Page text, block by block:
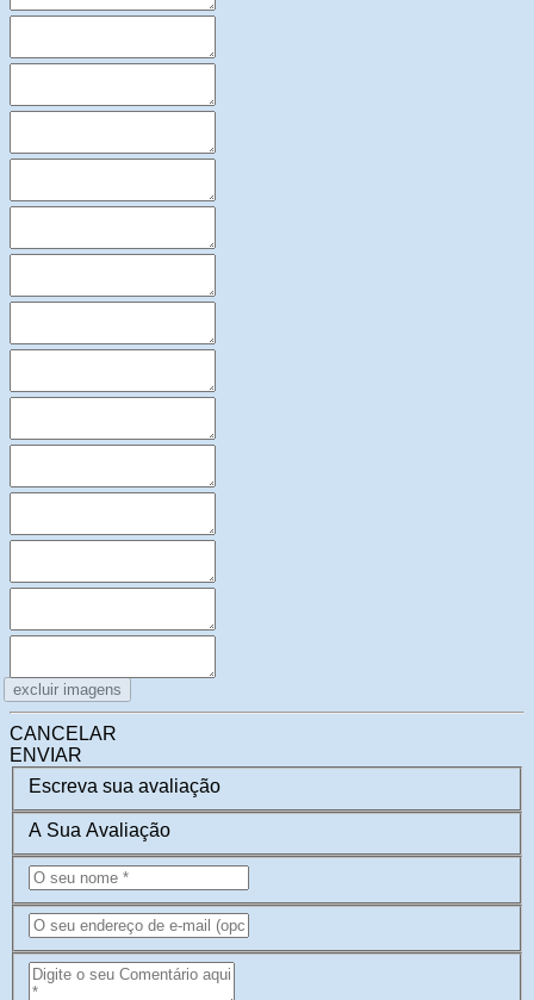
excluir imagens
CANCELAR
ENVIAR
Escreva sua avaliação
A Sua Avaliação